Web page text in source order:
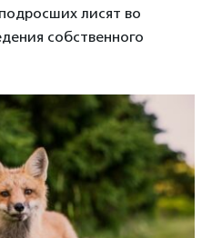
лисят во
собственного